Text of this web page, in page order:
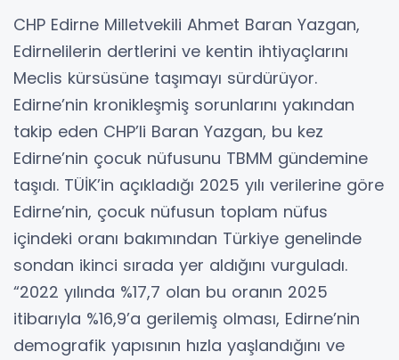
CHP Edirne Milletvekili Ahmet Baran Yazgan,
Edirnelilerin dertlerini ve kentin ihtiyaçlarını
Meclis kürsüsüne taşımayı sürdürüyor.
Edirne’nin kronikleşmiş sorunlarını yakından
takip eden CHP’li Baran Yazgan, bu kez
Edirne’nin çocuk nüfusunu TBMM gündemine
taşıdı. TÜİK’in açıkladığı 2025 yılı verilerine göre
Edirne’nin, çocuk nüfusun toplam nüfus
içindeki oranı bakımından Türkiye genelinde
sondan ikinci sırada yer aldığını vurguladı.
“2022 yılında %17,7 olan bu oranın 2025
itibarıyla %16,9’a gerilemiş olması, Edirne’nin
demografik yapısının hızla yaşlandığını ve